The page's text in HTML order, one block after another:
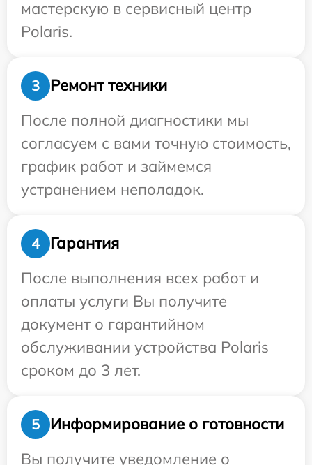
мастерскую в сервисный центр
Polaris.
3
Ремонт техники
После полной диагностики мы
согласуем с вами точную стоимость,
график работ и займемся
устранением неполадок.
4
Гарантия
После выполнения всех работ и
оплаты услуги Вы получите
документ о гарантийном
обслуживании устройства Polaris
сроком до 3 лет.
5
Информирование о готовности
Вы получите уведомление о